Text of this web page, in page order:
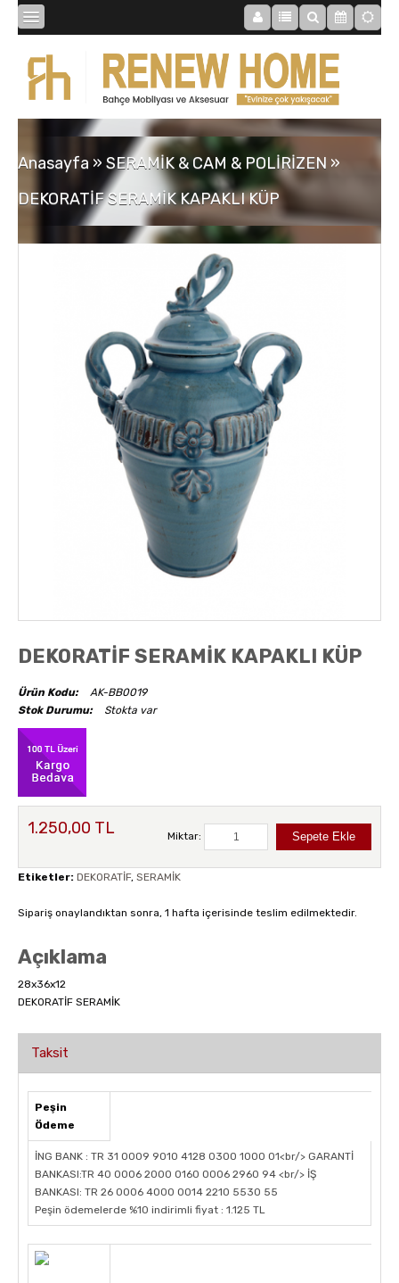
BİBLOLAR
MOBİLYALAR
AYNALAR
AKSESUARLAR
Anasayfa » SERAMİK & CAM & POLİRİZEN »
DEKORATİF SERAMİK KAPAKLI KÜP
DEKORATİF SERAMİK KAPAKLI KÜP
Ürün Kodu:
AK-BB0019
Stok Durumu:
Stokta var
1.250,00 TL Miktar:
Etiketler: DEKORATİF, SERAMİK
Sipariş onaylandıktan sonra, 1 hafta içerisinde teslim edilmektedir.
Açıklama
28x36x12
DEKORATİF SERAMİK
Taksit
Peşin
Ödeme
İNG BANK : TR 31 0009 9010 4128 0300 1000 01<br/> GARANTİ
BANKASI:TR 40 0006 2000 0160 0006 2960 94 <br/> İŞ
BANKASI: TR 26 0006 4000 0014 2210 5530 55
Peşin ödemelerde %10 indirimli fiyat : 1.125 TL